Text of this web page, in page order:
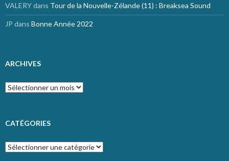
VALERYdans Tour de la Nouvelle-Zélande (11) : Breaksea Sound
JP dans Bonne Année 2022
ARCHIVES
Archives
CATÉGORIES
Catégories